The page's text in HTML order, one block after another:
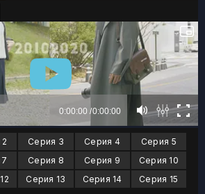
Серия 3 Серия 4
Серия 5
Серия 8 Серия 9
Серия 10
Серия 13 Серия 14
Серия 15